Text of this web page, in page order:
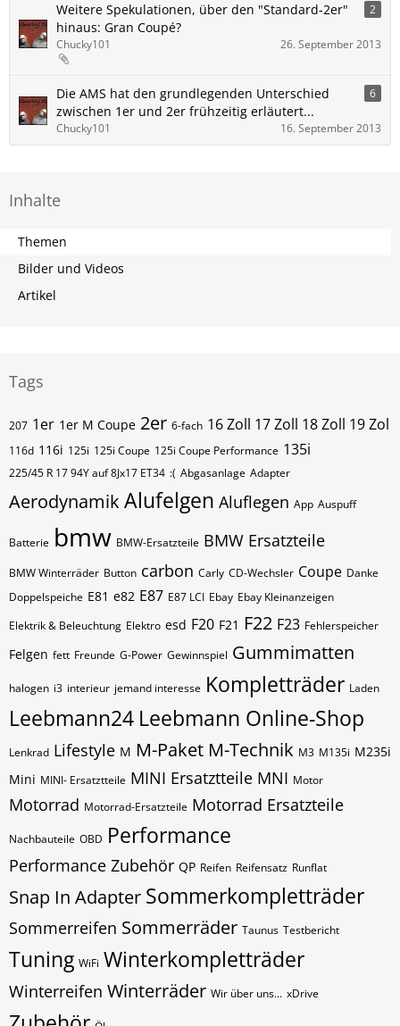
Weitere Spekulationen, über den "Standard-2er"
hinaus: Gran Coupé?
2
Chucky101 26. September 2013
Die AMS hat den grundlegenden Unterschied
zwischen 1er und 2er frühzeitig erläutert...
6
Chucky101 16. September 2013
Inhalte
Themen
Bilder und Videos
Artikel
Tags
207 1er 1er M Coupe 2er 6-fach 16 Zoll 17 Zoll 18 Zoll 19 Zol
116d 116i 125i 125i Coupe 125i Coupe Performance 135i
225/45 R 17 94Y auf 8Jx17 ET34 :( Abgasanlage Adapter
Aerodynamik Alufelgen Aluflegen App Auspuff
Batterie bmw BMW-Ersatzteile BMW Ersatzteile
BMW Winterräder Button carbon Carly CD-Wechsler Coupe Danke
Doppelspeiche E81 e82 E87 E87 LCI Ebay Ebay Kleinanzeigen
Elektrik & Beleuchtung Elektro esd F20 F21 F22 F23 Fehlerspeicher
Felgen fett Freunde G-Power Gewinnspiel Gummimatten
halogen i3 interieur jemand interesse Kompletträder Laden
Leebmann24 Leebmann Online-Shop
Lenkrad Lifestyle M M-Paket M-Technik M3 M135i M235i
Mini MINI- Ersatztteile MINI Ersatztteile MNI Motor
Motorrad Motorrad-Ersatzteile Motorrad Ersatzteile
Nachbauteile OBD Performance
Performance Zubehör QP Reifen Reifensatz Runflat
Snap In Adapter Sommerkompletträder
Sommerreifen Sommerräder Taunus Testbericht
Tuning WiFi Winterkompletträder
Winterreifen Winterräder Wir über uns... xDrive